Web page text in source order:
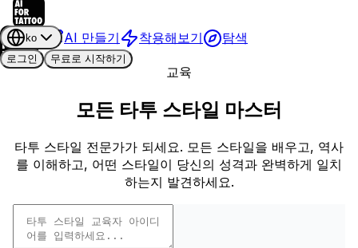
AI 만들기 착용해보기 탐색
ko
로그인
무료로 시작하기
교육
모든 타투 스타일 마스터
타투 스타일 전문가가 되세요. 모든 스타일을 배우고, 역사
를 이해하고, 어떤 스타일이 당신의 성격과 완벽하게 일치
하는지 발견하세요.